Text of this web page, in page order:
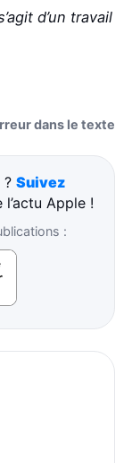
d’un travail
dans le texte
? Suivez
Apple !
: